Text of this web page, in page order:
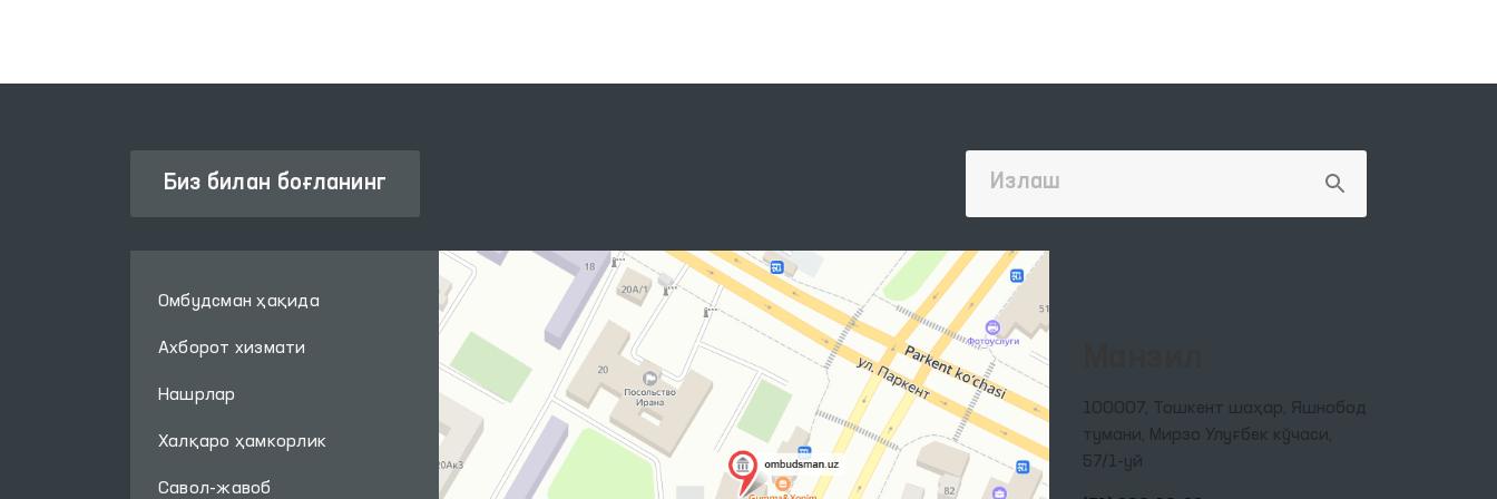
Биз билан боғланинг
Омбудсман ҳақида
Ахборот хизмати
Нашрлар
Халқаро ҳамкорлик
Савол-жавоб
100007, Тошкент шаҳар, Яшнобод
тумани, Мирзо Улуғбек кўчаси,
57/1-уй